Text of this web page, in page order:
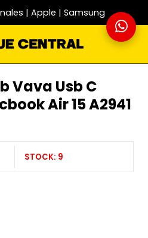
| Apple | Samsung
Vava Usb C
Air 15 A2941
STOCK: 9